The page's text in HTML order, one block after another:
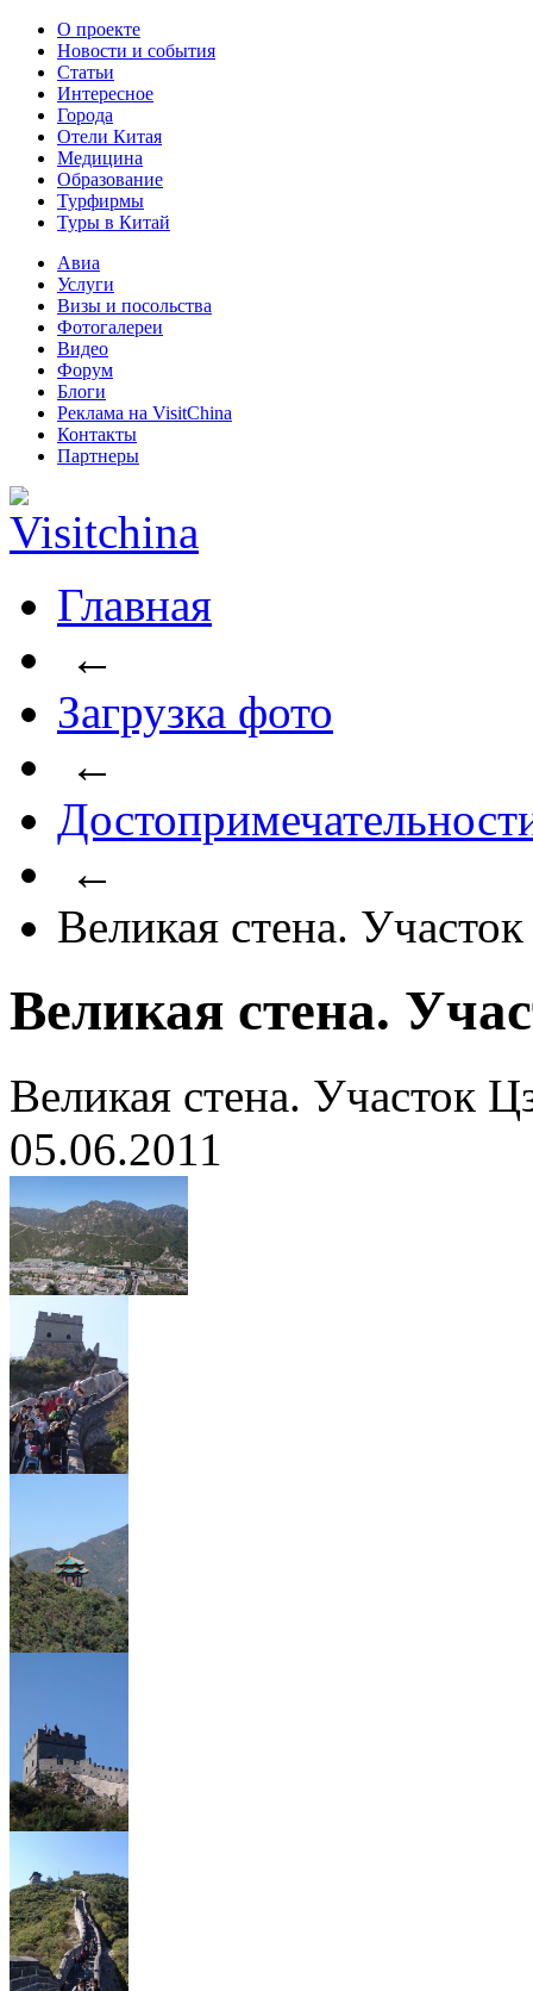
О проекте
Новости и события
Статьи
Интересное
Города
Отели Китая
Медицина
Образование
Турфирмы
Туры в Китай
Авиа
Услуги
Визы и посольства
Фотогалереи
Видео
Форум
Блоги
Реклама на VisitChina
Контакты
Партнеры
Главная
←
Загрузка фото
←
←
Великая стена.
Великая стена.
Великая стена. Участок
05.06.2011